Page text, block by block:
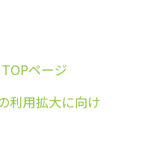
ページ
利用拡大に向け